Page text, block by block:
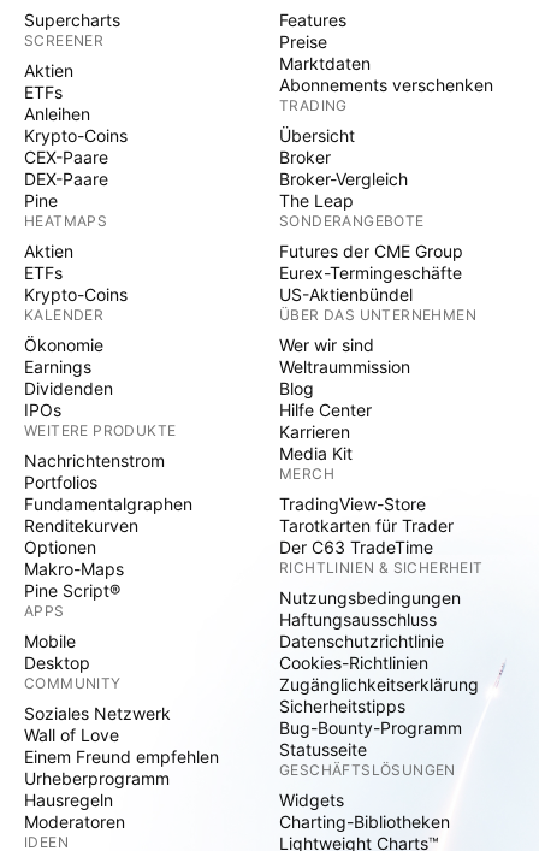
Supercharts
SCREENER
Aktien
ETFs
Anleihen
Krypto-Coins
CEX-Paare
DEX-Paare
Pine
HEATMAPS
Aktien
ETFs
Krypto-Coins
KALENDER
Ökonomie
Earnings
Dividenden
IPOs
WEITERE PRODUKTE
Nachrichtenstrom
Portfolios
Fundamentalgraphen
Renditekurven
Optionen
Makro-Maps
Pine Script®
APPS
Mobile
Desktop
COMMUNITY
Soziales Netzwerk
Wall of Love
Einem Freund empfehlen
Urheberprogramm
Hausregeln
Moderatoren
IDEEN
Features
Preise
Marktdaten
Abonnements verschenken
TRADING
Übersicht
Broker
Broker-Vergleich
The Leap
SONDERANGEBOTE
Futures der CME Group
Eurex-Termingeschäfte
US-Aktienbündel
ÜBER DAS UNTERNEHMEN
Wer wir sind
Weltraummission
Blog
Hilfe Center
Karrieren
Media Kit
MERCH
TradingView-Store
Tarotkarten für Trader
Der C63 TradeTime
RICHTLINIEN & SICHERHEIT
Nutzungsbedingungen
Haftungsausschluss
Datenschutzrichtlinie
Cookies-Richtlinien
Zugänglichkeitserklärung
Sicherheitstipps
Bug-Bounty-Programm
Statusseite
GESCHÄFTSLÖSUNGEN
Widgets
Charting-Bibliotheken
Lightweight Charts™